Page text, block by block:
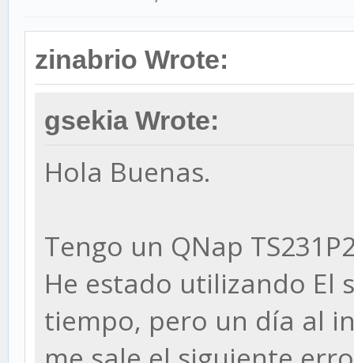
zinabrio Wrote:
gsekia Wrote:
Hola Buenas.
Tengo un QNap
He estado utilizando El
tiempo, pero un día al